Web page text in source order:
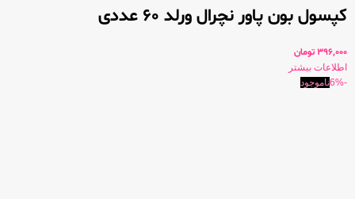
کپسول بون پاور نچرال ورلد 60 عددی
396,000 تومان
اطلاعات بیشتر
-6%
ناموجود